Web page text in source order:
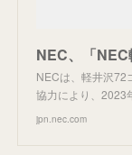
NECは、軽井沢72
協力により、2023
jpn.nec.com